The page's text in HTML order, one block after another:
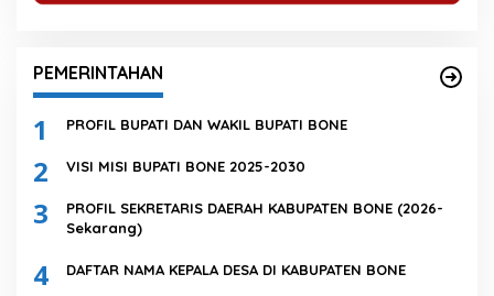
PEMERINTAHAN
1 PROFIL BUPATI DAN WAKIL BUPATI BONE
2 VISI MISI BUPATI BONE 2025-2030
3
PROFIL SEKRETARIS DAERAH KABUPATEN BONE (2026-
Sekarang)
4 DAFTAR NAMA KEPALA DESA DI KABUPATEN BONE